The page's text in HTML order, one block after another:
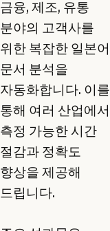
금융, 제조, 유통
분야의 고객사를
위한 복잡한 일본어
문서 분석을
자동화합니다. 이를
통해 여러 산업에서
측정 가능한 시간
절감과 정확도
향상을 제공해
드립니다.